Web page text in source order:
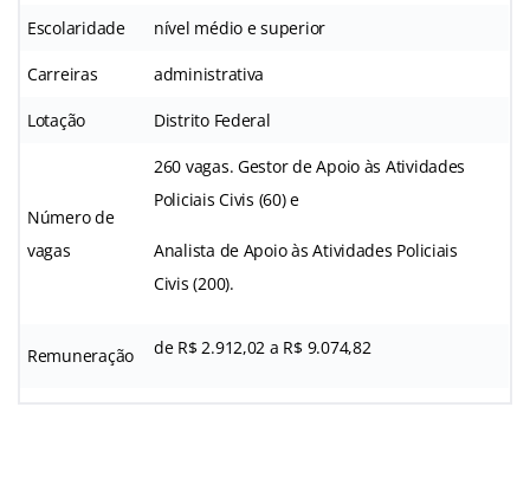
Escolaridade nível médio e superior
Carreiras administrativa
Lotação Distrito Federal
Número de
vagas
260 vagas. Gestor de Apoio às Atividades
Policiais Civis (60) e
Analista de Apoio às Atividades Policiais
Civis (200).
Remuneração de R$ 2.912,02 a R$ 9.074,82